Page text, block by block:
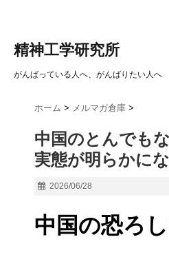
精神工学研究所
がんばっている人へ、がんばりたい人へ
ホーム > メルマガ倉庫 >
中国のとんでも
実態が明らかに
2026/06/28
中国の恐ろ